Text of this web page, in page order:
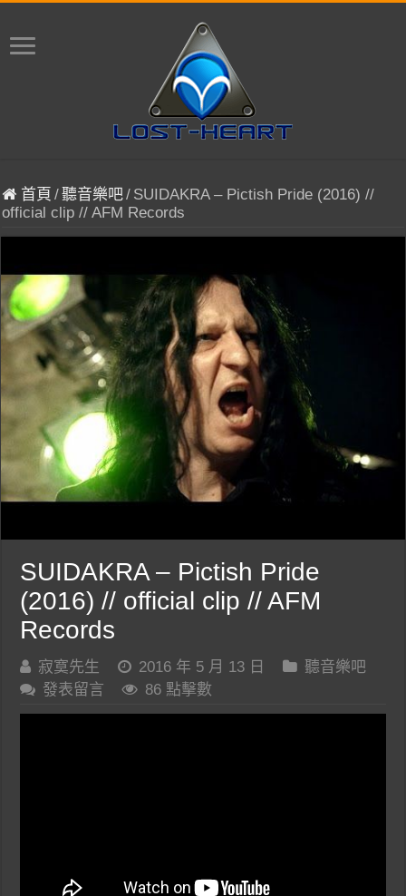
首頁 /聽音樂吧/ SUIDAKRA – Pictish Pride (2016) //
official clip // AFM Records
SUIDAKRA – Pictish Pride
(2016) // official clip // AFM
Records
寂寞先生 2016 年 5 月 13 日
聽音樂吧
發表留言
86 點擊數